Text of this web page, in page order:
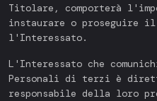
Titolare, comporterà
instaurare o proseguire il
l'Interessato.
L'Interessato che
Personali di terzi è
responsabile della loro